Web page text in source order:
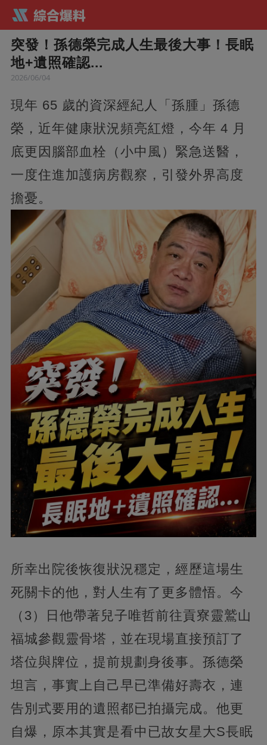
突發！孫德榮完成人生最後大事！長眠
地+遺照確認...
2026/06/04
現年 65 歲的資深經紀人「孫腫」孫德
榮，近年健康狀況頻亮紅燈，今年 4 月
底更因腦部血栓（小中風）緊急送醫，
一度住進加護病房觀察，引發外界高度
擔憂。
所幸出院後恢復狀況穩定，經歷這場生
死關卡的他，對人生有了更多體悟。今
（3）日他帶著兒子唯哲前往貢寮靈鷲山
福城參觀靈骨塔，並在現場直接預訂了
塔位與牌位，提前規劃身後事。孫德榮
坦言，事實上自己早已準備好壽衣，連
告別式要用的遺照都已拍攝完成。他更
自爆，原本其實是看中已故女星大S長眠